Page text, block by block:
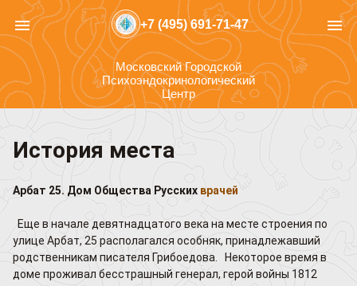
menu +7 (495) 691-71-47 menu
Московский Городской
Психоэндокринологический
Центр
История места
Арбат 25. Дом Общества Русских врачей
Еще в начале девятнадцатого века на месте строения по
улице Арбат, 25 располагался особняк, принадлежавший
родственникам писателя Грибоедова. Некоторое время в
доме проживал бесстрашный генерал, герой войны 1812